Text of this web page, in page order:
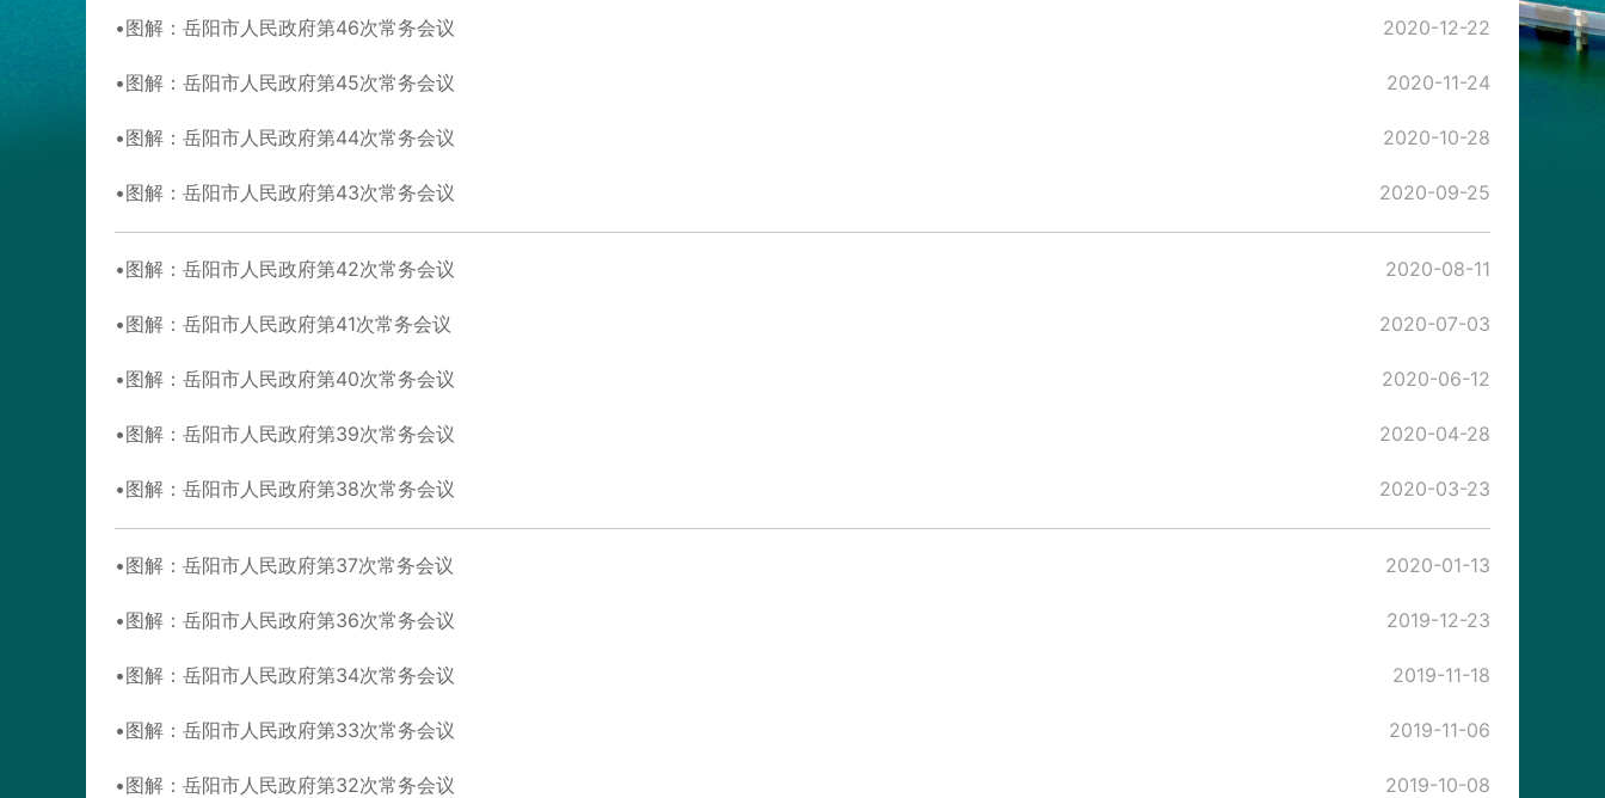
图解：岳阳市人民政府第46次常务会议 2020-12-22
图解：岳阳市人民政府第45次常务会议 2020-11-24
图解：岳阳市人民政府第44次常务会议 2020-10-28
图解：岳阳市人民政府第43次常务会议 2020-09-25
图解：岳阳市人民政府第42次常务会议 2020-08-11
图解：岳阳市人民政府第41次常务会议 2020-07-03
图解：岳阳市人民政府第40次常务会议 2020-06-12
图解：岳阳市人民政府第39次常务会议 2020-04-28
图解：岳阳市人民政府第38次常务会议 2020-03-23
图解：岳阳市人民政府第37次常务会议 2020-01-13
图解：岳阳市人民政府第36次常务会议 2019-12-23
图解：岳阳市人民政府第34次常务会议 2019-11-18
图解：岳阳市人民政府第33次常务会议 2019-11-06
图解：岳阳市人民政府第32次常务会议 2019-10-08